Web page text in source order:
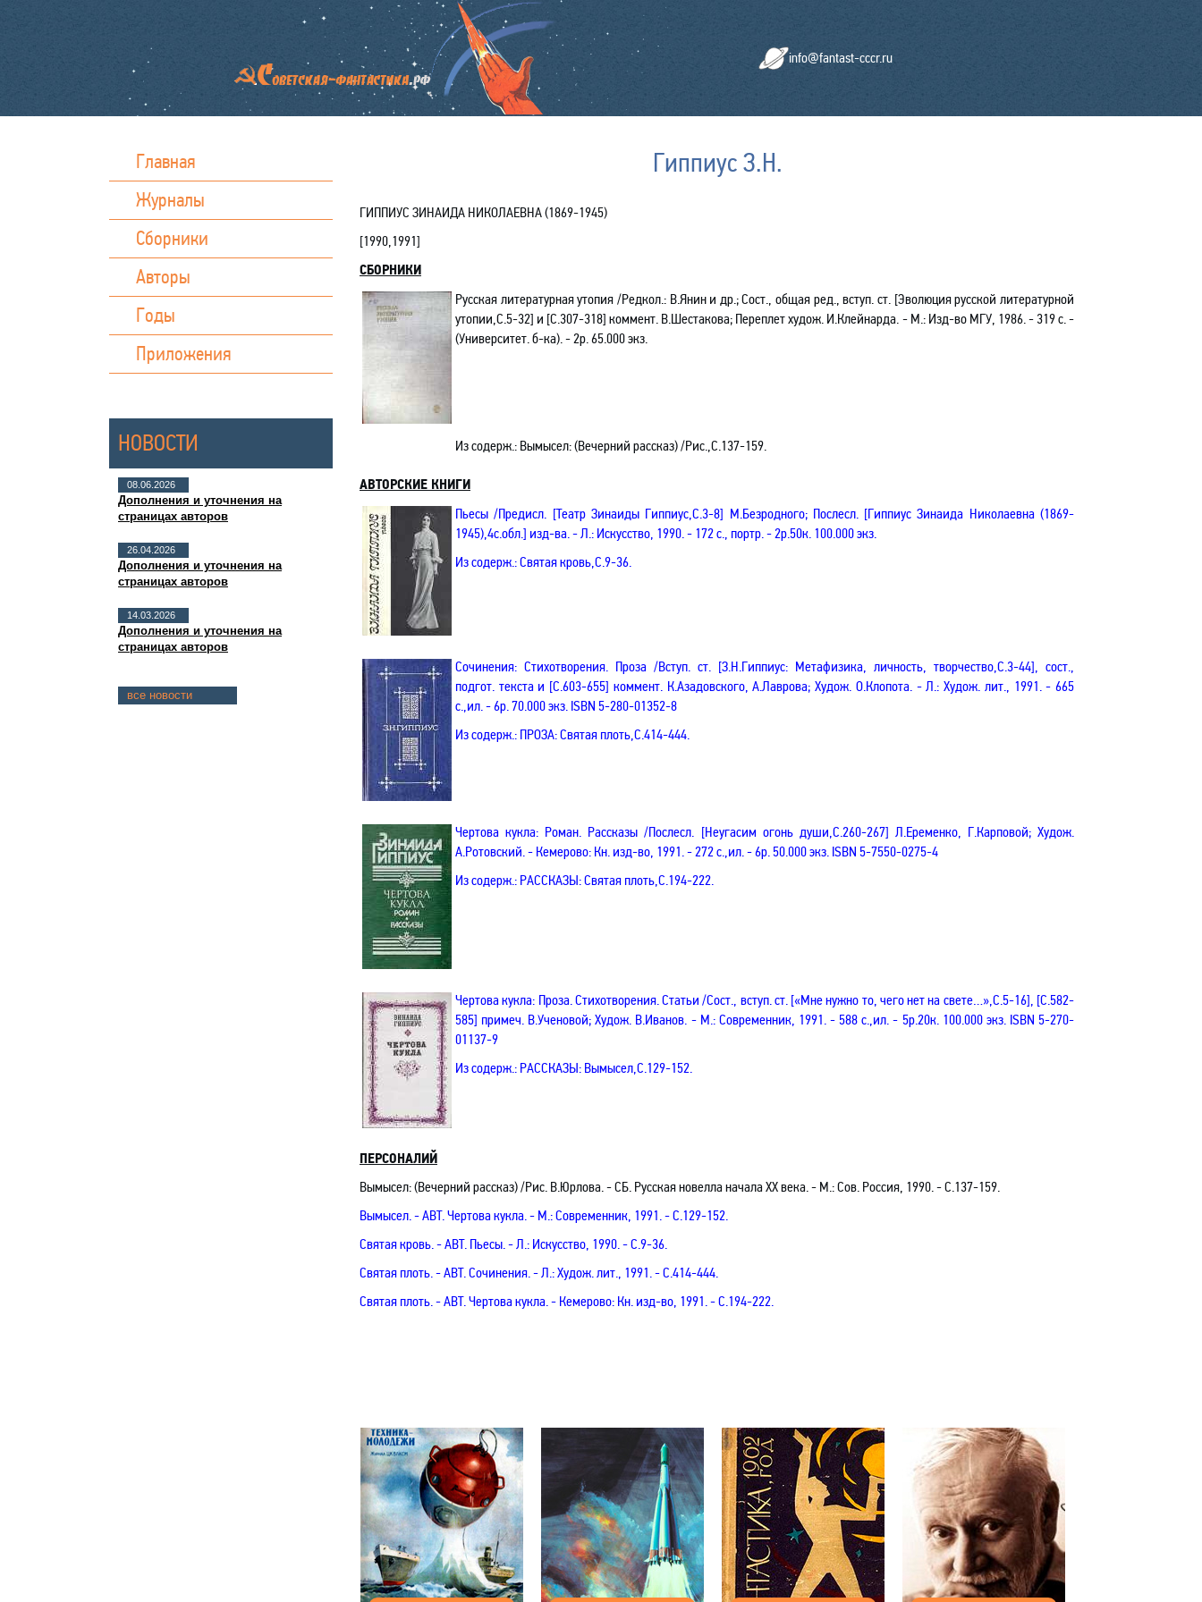
info@fantast-cccr.ru
Главная
Журналы
Сборники
Авторы
Годы
Приложения
НОВОСТИ
08.06.2026
Дополнения и уточнения на
страницах авторов
26.04.2026
Дополнения и уточнения на
страницах авторов
14.03.2026
Дополнения и уточнения на
страницах авторов
все новости
Гиппиус З.Н.
ГИППИУС ЗИНАИДА НИКОЛАЕВНА (1869-1945)
[1990,1991]
СБОРНИКИ
Русская литературная утопия /Редкол.: В.Янин и др.; Сост., общая ред., вступ. ст. [Эволюция русской литературной
утопии,С.5-32] и [С.307-318] коммент. В.Шестакова; Переплет худож. И.Клейнарда. - М.: Изд-во МГУ, 1986. - 319 с. -
(Университет.б-ка). - 2р. 65.000 экз.
Из содерж.: Вымысел: (Вечерний рассказ) /Рис.,С.137-159.
АВТОРСКИЕ КНИГИ
Пьесы /Предисл. [Театр Зинаиды Гиппиус,С.3-8] М.Безродного; Послесл. [Гиппиус Зинаида Николаевна(1869-
1945),4с.обл.] изд-ва. - Л.: Искусство, 1990. - 172 с., портр. - 2р.50к. 100.000 экз.
Из содерж.: Святая кровь,С.9-36.
Сочинения: Стихотворения. Проза /Вступ. ст. [З.Н.Гиппиус: Метафизика, личность, творчество,С.3-44], сост.,
подгот. текста и [С.603-655] коммент. К.Азадовского, А.Лаврова; Худож. О.Клопота. - Л.: Худож. лит., 1991. - 665
с.,ил. - 6р. 70.000 экз. ISBN 5-280-01352-8
Из содерж.: ПРОЗА: Святая плоть,С.414-444.
Чертова кукла: Роман. Рассказы /Послесл. [Неугасим огонь души,С.260-267] Л.Еременко, Г.Карповой; Худож.
А.Ротовский. - Кемерово: Кн. изд-во, 1991. - 272 с.,ил. - 6р. 50.000 экз. ISBN 5-7550-0275-4
Из содерж.: РАССКАЗЫ:Святая плоть,С.194-222.
Чертова кукла: Проза. Стихотворения. Статьи /Сост., вступ. ст. [«Мне нужно то, чего нет на свете…»,С.5-16], [С.582-
585] примеч. В.Ученовой; Худож. В.Иванов. - М.: Современник, 1991. - 588 с.,ил. - 5р.20к. 100.000 экз. ISBN 5-270-
01137-9
Из содерж.: РАССКАЗЫ: Вымысел,С.129-152.
ПЕРСОНАЛИЙ
Вымысел: (Вечерний рассказ) /Рис. В.Юрлова. - СБ. Русскаяновелла начала ХХ века. - М.: Сов. Россия, 1990. -С.137-159.
Вымысел. - АВТ.Чертова кукла. - М.: Современник, 1991. - С.129-152.
Святая кровь. - АВТ. Пьесы. - Л.: Искусство, 1990. -С.9-36.
Святая плоть. - АВТ.Сочинения. - Л.: Худож. лит., 1991. - С.414-444.
Святая плоть. - АВТ.Чертова кукла. - Кемерово: Кн. изд-во, 1991. - С.194-222.